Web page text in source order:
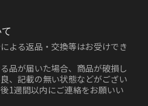
よる返品・交換等はお受けでき
品が届いた場合、商品が破損し
、記載の無い状態などがござい
1週間以内にご連絡をお願いい